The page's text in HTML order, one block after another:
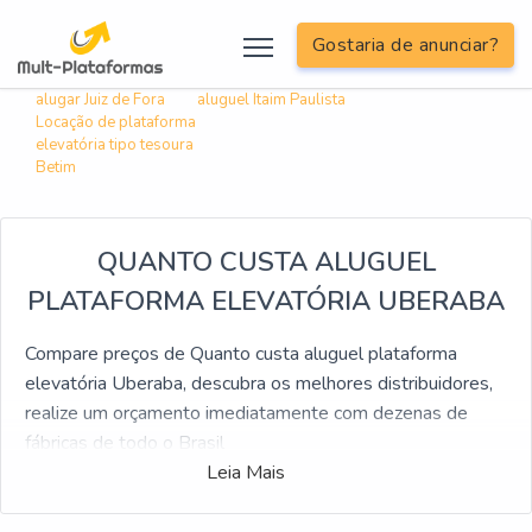
Gostaria de anunciar?
Buscas relacionadas:
Plataforma aérea onde
alugar Juiz de Fora
Plataforma elevatória
aluguel Itaim Paulista
Locação de plataforma
elevatória tipo tesoura
Betim
QUANTO CUSTA ALUGUEL
PLATAFORMA ELEVATÓRIA UBERABA
Compare preços de Quanto custa aluguel plataforma
elevatória Uberaba, descubra os melhores distribuidores,
realize um orçamento imediatamente com dezenas de
fábricas de todo o Brasil
Uberaba, encontre no website da Soluções Industriais.
Leia Mais